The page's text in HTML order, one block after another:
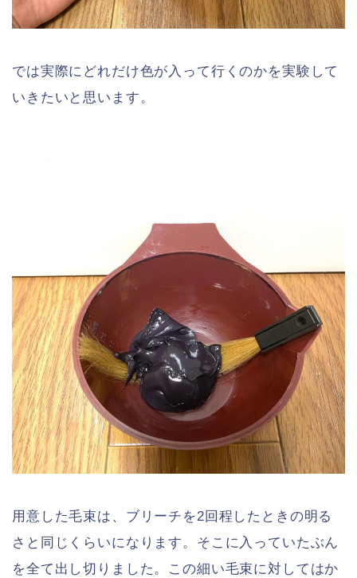
では実際にどれだけ色が入って行くのかを実験して
いきたいと思います。
用意した毛束は、ブリーチを2回程したときの明る
さと同じくらいになります。そこに入っていたぶん
を全て出し切りました。この細い毛束に対してはか